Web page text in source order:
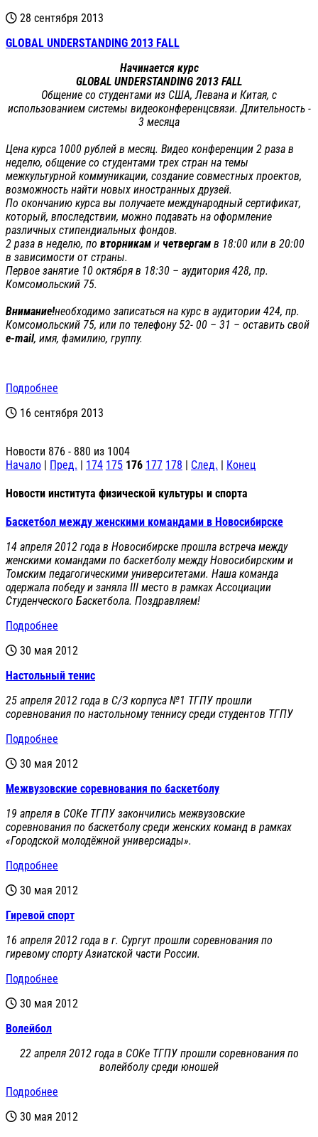
28 сентября 2013
GLOBAL UNDERSTANDING 2013 FALL
Начинается курс
GLOBAL UNDERSTANDING 2013 FALL
Общение со студентами из США, Левана и Китая, с
использованием системы видеоконференцсвязи. Длительность -
3 месяца
Цена курса 1000 рублей в месяц. Видео конференции 2 раза в
неделю, общение со студентами трех стран на темы
межкультурной коммуникации, создание совместных проектов,
возможность найти новых иностранных друзей.
По окончанию курса вы получаете международный сертификат,
который, впоследствии, можно подавать на оформление
различных стипендиальных фондов.
2 раза в неделю, по вторникам и четвергам в 18:00 или в 20:00
в зависимости от страны.
Первое занятие 10 октября в 18:30 – аудитория 428, пр.
Комсомольский 75.
Внимание!необходимо записаться на курс в аудитории 424, пр.
Комсомольский 75, или по телефону 52- 00 – 31 – оставить свой
e-mail, имя, фамилию, группу.
Подробнее
16 сентября 2013
Новости 876 - 880 из 1004
Начало | Пред. | 174 175 176 177 178 | След. | Конец
Новости института физической культуры и спорта
Баскетбол между женскими командами в Новосибирске
14 апреля 2012 года в Новосибирске прошла встреча между
женскими командами по баскетболу между Новосибирским и
Томским педагогическими университетами. Наша команда
одержала победу и заняла III место в рамках Ассоциации
Студенческого Баскетбола. Поздравляем!
Подробнее
30 мая 2012
Настольный тенис
25 апреля 2012 года в С/З корпуса №1 ТГПУ прошли
соревнования по настольному теннису среди студентов ТГПУ
Подробнее
30 мая 2012
Межвузовские соревнования по баскетболу
19 апреля в СОКе ТГПУ закончились межвузовские
соревнования по баскетболу среди женских команд в рамках
«Городской молодёжной универсиады».
Подробнее
30 мая 2012
Гиревой спорт
16 апреля 2012 года в г. Сургут прошли соревнования по
гиревому спорту Азиатской части России.
Подробнее
30 мая 2012
Волейбол
22 апреля 2012 года в СОКе ТГПУ прошли соревнования по
волейболу среди юношей
Подробнее
30 мая 2012